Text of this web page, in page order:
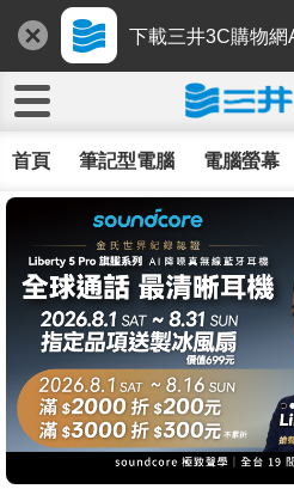
下載三井3C購物網
首頁 筆記型電腦 電腦螢幕